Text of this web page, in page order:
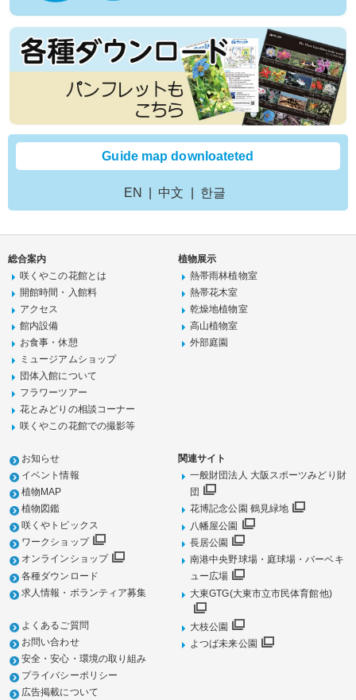
Guide map downloateted
EN 中文 한글
総合案内
咲くやこの花館とは
開館時間・入館料
アクセス
館内設備
お食事・休憩
ミュージアムショップ
団体入館について
フラワーツアー
花とみどりの相談コーナー
咲くやこの花館での撮影等
植物展示
熱帯雨林植物室
熱帯花木室
乾燥地植物室
高山植物室
外部庭園
お知らせ
イベント情報
植物MAP
植物図鑑
咲くやトピックス
ワークショップ
オンラインショップ
各種ダウンロード
求人情報・ボランティア募集
よくあるご質問
お問い合わせ
安全・安心・環境の取り組み
プライバシーポリシー
広告掲載について
関連サイト
一般財団法人 大阪スポーツみどり財
団
花博記念公園 鶴見緑地
八幡屋公園
長居公園
南港中央野球場・庭球場・バーベキ
ュー広場
大東GTG(大東市立市民体育館他)
大枝公園
よつば未来公園